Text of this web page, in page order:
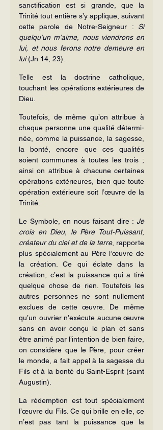
sanctification est si grande, que la
Trinité tout entière s’y applique, suivant
cette parole de Notre-Seigneur : Si
quelqu’un m’aime, nous viendrons en
lui, et nous ferons notre demeure en
lui (Jn 14, 23).
Telle est la doctrine catholique,
touchant les opérations extérieures de
Dieu.
Toutefois, de même qu’on attribue à
chaque personne une qualité détermi­
née, comme la puissance, la sagesse,
la bonté, encore que ces qualités
soient communes à toutes les trois ;
ainsi on attribue à chacune certaines
opérations extérieures, bien que toute
opération extérieure soit l’œuvre de la
Trinité.
Le Symbole, en nous faisant dire : Je
crois en Dieu, le Père Tout-Puissant
créa­teur du ciel et de la terre, rapporte
plus spécialement au Père l’œuvre de
la créa­tion. Ce qui éclate dans la
création, c’est la puissance qui a tiré
quelque chose de rien. Toutefois les
autres personnes ne sont nullement
exclues de cette œu­vre. De même
qu’un ouvrier n’exécute aucune œuvre
sans en avoir conçu le plan et sans
être animé par l’intention de bien faire,
on considère que le Père, pour créer
le monde, a fait appel à la sagesse du
Fils et à la bonté du Saint-Esprit (saint
Augustin).
La rédemption est tout spécialement
l’œuvre du Fils. Ce qui brille en elle, ce
n’est pas tant la puissance que la